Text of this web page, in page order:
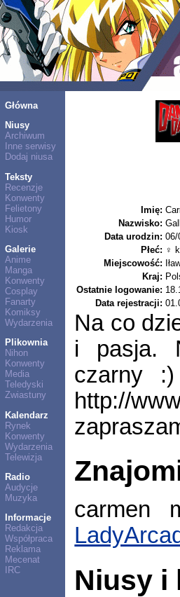
Główna
Niusy
Archiwum
Inne serwisy
Dodaj niusa
Teksty
Recenzje
Konwenty
Felietony
Humor
Kiosk
Galerie
Anime
Manga
Konwenty
Cosplay
Fanarty
Komiksy
Wydarzenia
Plikownia
Nihon
Konwenty
Media
Teledyski
Zwiastuny
Kalendarz
Rynek
Konwenty
Wydarzenia
Telewizja
Radio
Audycje
Muzyka
Informacje
Redakcja
Współpraca
Reklama
Mecenat
IRC
Imię:
Nazwisko:
Data urodzin: 06/
Płeć: ♀
Miejscowość:
Kraj:
Ostatnie logowanie:
Data rejestracji:
Na co
i pasja.
czarny
http://
carmen
Niusy i